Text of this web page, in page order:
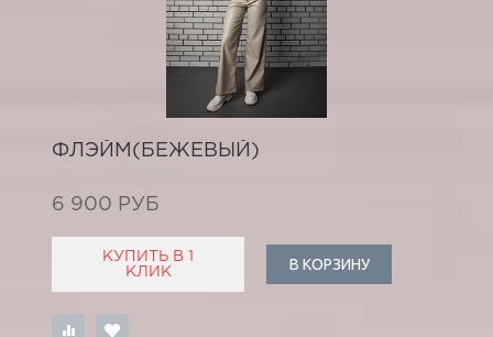
ФЛЭЙМ(БЕЖЕВЫЙ)
6 900 РУБ
КУПИТЬ В 1
КЛИК
В КОРЗИНУ